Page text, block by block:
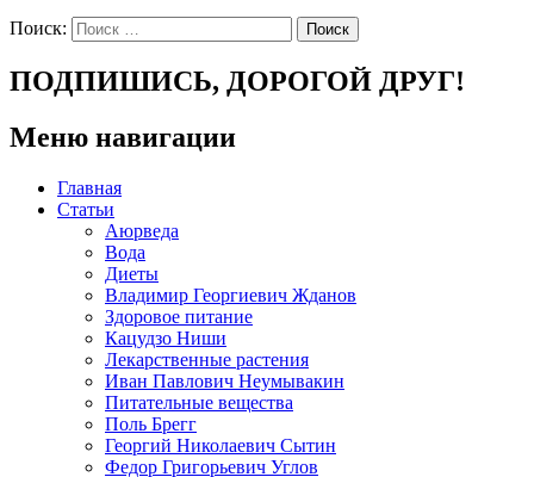
Поиск:
ПОДПИШИСЬ, ДОРОГОЙ ДРУГ!
Меню навигации
Главная
Статьи
Аюрведа
Вода
Диеты
Владимир Георгиевич Жданов
Здоровое питание
Кацудзо Ниши
Лекарственные растения
Иван Павлович Неумывакин
Питательные вещества
Поль Брегг
Георгий Николаевич Сытин
Федор Григорьевич Углов